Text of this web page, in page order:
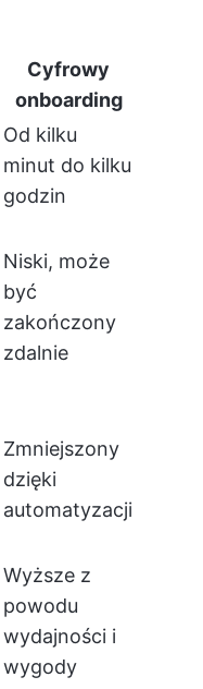
Cyfrowy
onboarding
Od kilku
minut do kilku
godzin
Niski, może
być
zakończony
zdalnie
Zmniejszony
dzięki
automatyzacji
Wyższe z
powodu
wydajności i
wygody